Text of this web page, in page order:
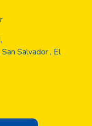
Salvador , El